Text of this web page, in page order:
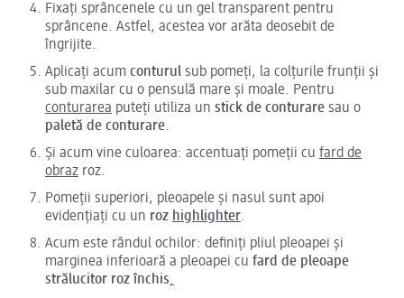
Fixați sprâncenele cu un gel transparent pentru
sprâncene. Astfel, acestea vor arăta deosebit de
îngrijite.
Aplicați acum conturul sub pomeți, la colțurile frunții și
sub maxilar cu o pensulă mare și moale. Pentru
conturarea puteți utiliza un stick de conturare sau o
paletă de conturare.
Și acum vine culoarea: accentuați pomeții cu fard de
obraz roz.
Pomeții superiori, pleoapele și nasul sunt apoi
evidențiați cu un roz highlighter.
Acum este rândul ochilor: definiți pliul pleoapei și
marginea inferioară a pleoapei cu fard de pleoape
strălucitor roz închis.